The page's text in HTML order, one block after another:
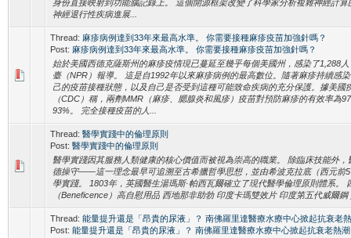
身份直接映射到功能腦記錄上。 這個開源框架改變了科學家分析複雜神經計
神經退行性疾病進展...
Thread: 麻疹病例達到33年來最高水準。 你需要接種麻疹疫苗加強針嗎？
Post: 麻疹病例達到33年來最高水準。 你需要接種麻疹疫苗加強針嗎？
始於美國西德克薩斯州的麻疹疫情現已蔓延至幾乎每個美國州，感染了1,288
臺（NPR）報導。 這是自1992年以來麻疹病例的最高數位。隨著麻疹持續感
己的疫苗接種狀態，以及自己是否受到這種可能致命疾病的充分保護。據美國
（CDC）稱，兩劑MMR（麻疹、腮腺炎和風疹）疫苗對預防麻疹的有效率為
93%。 完全接種疫苗的人...
Thread: 醫學實踐中的倫理原則
Post: 醫學實踐中的倫理原則
醫學實踐因其服務人類健康的核心價值而被視為崇高的職業。 除臨床技能外
德操守——這一理念最早可追溯至古希臘哲學思想，並由希波克拉底（西元前
學實踐。 1803年，英國醫生湯瑪斯·帕西瓦爾確立了現代醫學倫理原則體系
（Beneficence）高自慰用品 西地那非助勃 印度卡瑪雙效片 印度第五代威爾
Thread: 能量提升還是「昂貴的尿液」？ 南佛羅里達醫療水療中心掀起抗衰老
Post: 能量提升還是「昂貴的尿液」？ 南佛羅里達醫療水療中心掀起抗衰老熱潮